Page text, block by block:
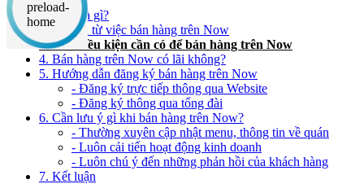
1. Now là gì?
2. Lợi ích từ việc bán hàng trên Now
3. Các điều kiện cần có để bán hàng trên Now
4. Bán hàng trên Now có lãi không?
5. Hướng dẫn đăng ký bán hàng trên Now
- Đăng ký trực tiếp thông qua Website
- Đăng ký thông qua tổng đài
6. Cần lưu ý gì khi bán hàng trên Now?
- Thường xuyên cập nhật menu, thông tin về quán
- Luôn cải tiến hoạt động kinh doanh
- Luôn chú ý đến những phản hồi của khách hàng
7. Kết luận